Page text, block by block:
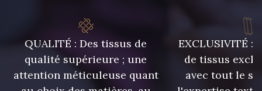
QUALITÉ : Des tissus de
qualité supérieure ; une
attention méticuleuse quant
EXCLUSIVITÉ :
de tissus
avec tout le